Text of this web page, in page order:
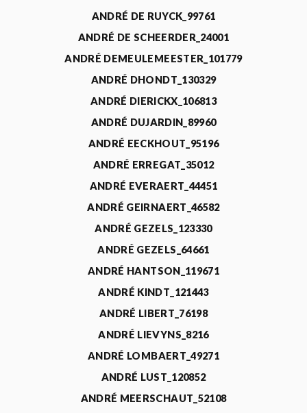
ANDRÉ DE RUYCK_99761
ANDRÉ DE SCHEERDER_24001
ANDRÉ DEMEULEMEESTER_101779
ANDRÉ DHONDT_130329
ANDRÉ DIERICKX_106813
ANDRÉ DUJARDIN_89960
ANDRÉ EECKHOUT_95196
ANDRÉ ERREGAT_35012
ANDRÉ EVERAERT_44451
ANDRÉ GEIRNAERT_46582
ANDRÉ GEZELS_123330
ANDRÉ GEZELS_64661
ANDRÉ HANTSON_119671
ANDRÉ KINDT_121443
ANDRÉ LIBERT_76198
ANDRÉ LIEVYNS_8216
ANDRÉ LOMBAERT_49271
ANDRÉ LUST_120852
ANDRÉ MEERSCHAUT_52108